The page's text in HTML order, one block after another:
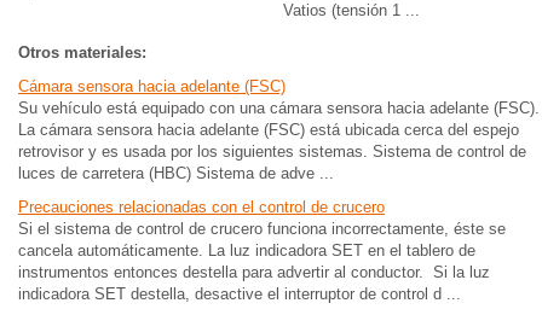
Vatios (tensión 1 ...
Otros materiales:
Cámara sensora hacia adelante (FSC)
Su vehículo está equipado con una cámara sensora hacia adelante (FSC).
La cámara sensora hacia adelante (FSC) está ubicada cerca del espejo
retrovisor y es usada por los siguientes sistemas. Sistema de control de
luces de carretera (HBC) Sistema de adve ...
Precauciones relacionadas con el control de crucero
Si el sistema de control de crucero funciona incorrectamente, éste se
cancela automáticamente. La luz indicadora SET en el tablero de
instrumentos entonces destella para advertir al conductor. Si la luz
indicadora SET destella, desactive el interruptor de control d ...